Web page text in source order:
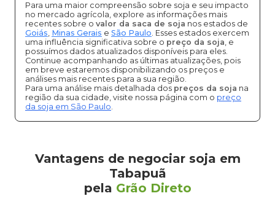
Para uma maior compreensão sobre soja e seu impacto
no mercado agrícola, explore as informações mais
recentes sobre o valor da saca de soja nos estados de
Goiás, Minas Gerais e São Paulo. Esses estados exercem
uma influência significativa sobre o preço da soja, e
possuímos dados atualizados disponíveis para eles.
Continue acompanhando as últimas atualizações, pois
em breve estaremos disponibilizando os preços e
análises mais recentes para a sua região.
Para uma análise mais detalhada dos preços da soja na
região da sua cidade, visite nossa página com o preço
da soja em São Paulo.
Vantagens de negociar soja em
Tabapuã
pela Grão Direto